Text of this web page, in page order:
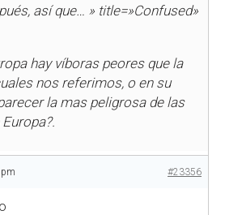
así que… » title=»Confused»
hay víboras peores que la
nos referimos, o en su
la mas peligrosa de las
#23356